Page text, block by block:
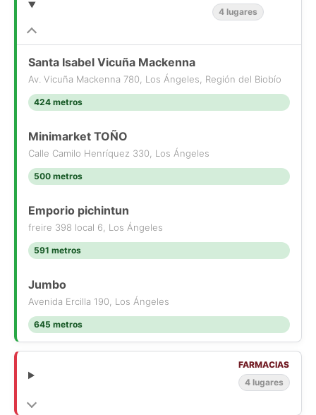
- 3 Baños
- 1 Oficina
- 1 terraza
- 1 bodega
- Cocina Americana amoblada
- Pileta
- Estufa empotrada a leña
- Sistema de Aire acondicionado en living comedor y
dormitorio principal
CASA 2
- 141 m2
- 3 Dormitorios, 1 en suite
- 1 bodega
- Living comedor juntos
- Cocina amoblada
- Estufa empotrada a leña
- Sistema de Aire acondicionado en dormitorio principal
- Ambas casas de 1 piso
4 lugares
Santa Isabel Vicuña Mackenna
Av. Vicuña Mackenna 780, Los Ángeles, Región del Biobío
424 metros
Minimarket TOÑO
Calle Camilo Henríquez 330, Los Ángeles
500 metros
Emporio pichintun
freire 398 local 6, Los Ángeles
591 metros
Jumbo
Avenida Ercilla 190, Los Ángeles
645 metros
FARMACIAS
4 lugares